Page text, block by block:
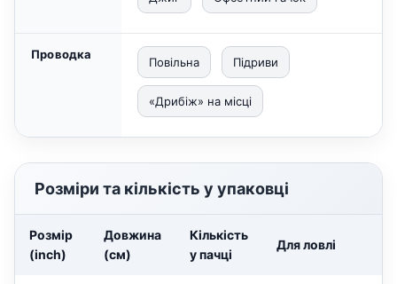
Проводка
Повільна Підриви
«Дрибіж» на місці
Розміри та кількість у упаковці
Розмір
(inch)
Довжина
(см)
Кількість
у пачці
Для ловлі